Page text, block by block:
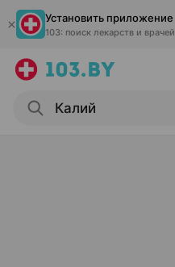
Установить приложение
103: поиск лекарств и врачей